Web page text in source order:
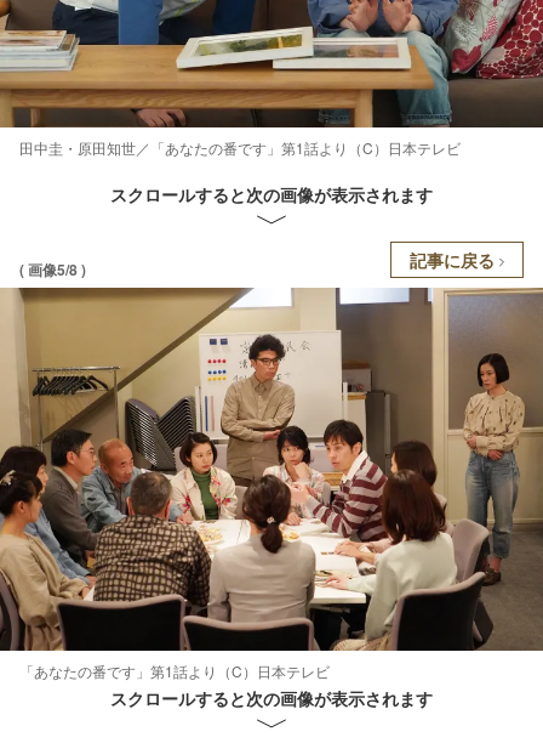
田中圭・原田知世／「あなたの番です」第1話より（C）日本テレビ
スクロールすると次の画像が表示されます
( 画像5/8 ) 記事に戻る
「あなたの番です」第1話より（C）日本テレビ
スクロールすると次の画像が表示されます